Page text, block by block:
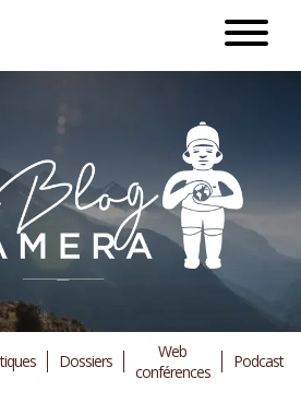
Dossiers
Web
conférences
Podcast